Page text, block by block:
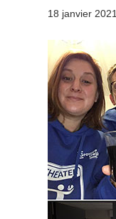
18 janvier 2021